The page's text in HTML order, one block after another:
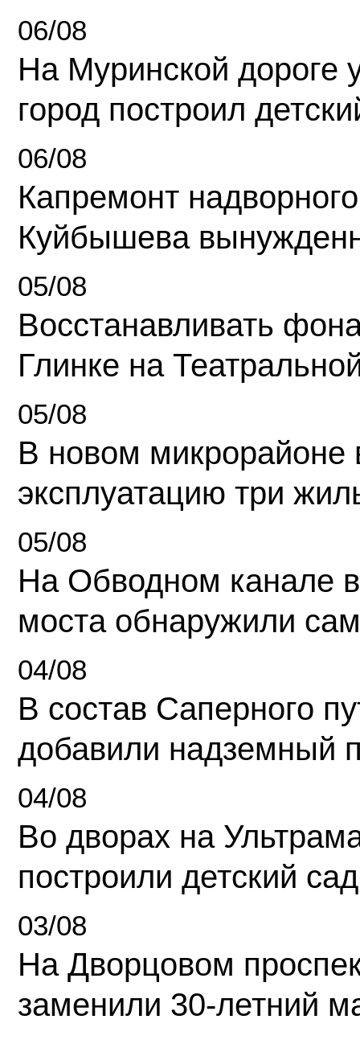
06/08
На Муринской дороге
город построил
06/08
Капремонт
Куйбышева
05/08
Восстанавливать
Глинке на
05/08
В новом микрорайоне
эксплуатацию три
05/08
На Обводном канале
моста обнаружили
04/08
В состав Саперного
добавили надземный
04/08
Во дворах на
построили детский сад
03/08
На Дворцовом
заменили 30-летний